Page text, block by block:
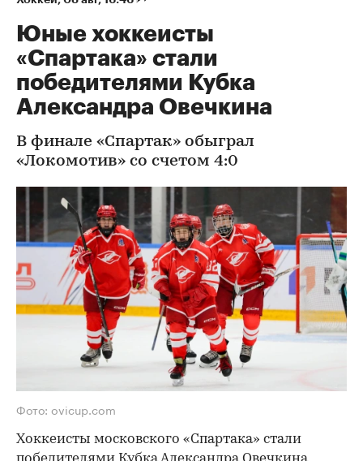
Юные хоккеисты
«Спартака» стали
победителями Кубка
Александра Овечкина
В финале «Спартак» обыграл
«Локомотив» со счетом 4:0
Фото: ovicup.com
Хоккеисты московского «Спартака» стали